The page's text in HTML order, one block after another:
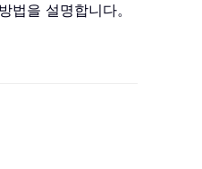
을 설명합니다。